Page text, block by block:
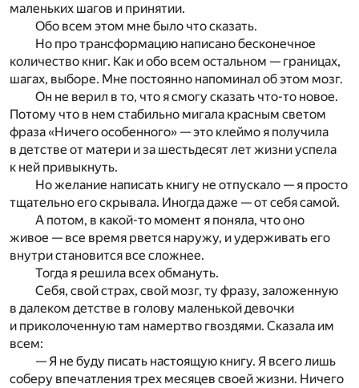
маленьких шагов и принятии.
Обо всем этом мне было что сказать.
Но про трансформацию написано бесконечное
количество книг. Как и обо всем остальном — границах,
шагах, выборе. Мне постоянно напоминал об этом мозг.
Он не верил в то, что я смогу сказать что-то новое.
Потому что в нем стабильно мигала красным светом
фраза «Ничего особенного» — это клеймо я получила
в детстве от матери и за шестьдесят лет жизни успела
к ней привыкнуть.
Но желание написать книгу не отпускало — я просто
тщательно его скрывала. Иногда даже — от себя самой.
А потом, в какой-то момент я поняла, что оно
живое — все время рвется наружу, и удерживать его
внутри становится все сложнее.
Тогда я решила всех обмануть.
Себя, свой страх, свой мозг, ту фразу, заложенную
в далеком детстве в голову маленькой девочки
и приколоченную там намертво гвоздями. Сказала им
всем:
— Я не буду писать настоящую книгу. Я всего лишь
соберу впечатления трех месяцев своей жизни. Ничего